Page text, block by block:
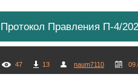
Протокол Правления П-4/
47 13 naum7110